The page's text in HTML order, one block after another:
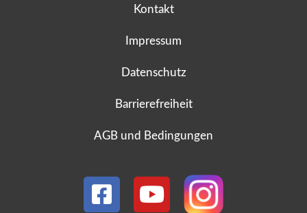
Kontakt
Impressum
Datenschutz
Barrierefreiheit
AGB und Bedingungen